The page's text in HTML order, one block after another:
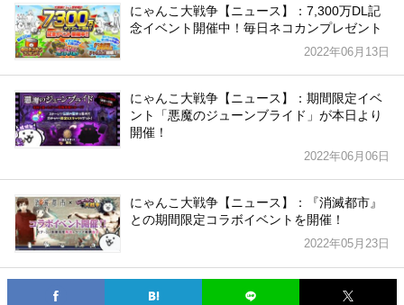
にゃんこ大戦争【ニュース】：7,300万DL記
念イベント開催中！毎日ネコカンプレゼント
2022年06月13日
にゃんこ大戦争【ニュース】：期間限定イベ
ント「悪魔のジューンブライド」が本日より
開催！
2022年06月06日
にゃんこ大戦争【ニュース】：『消滅都市』
との期間限定コラボイベントを開催！
2022年05月23日